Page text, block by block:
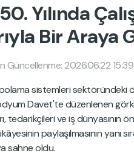
Yılında
Bir Araya
Güncellenme: 2026.06.22 15:39
sistemleri sektöründeki
Davet'te düzenlenen
tedarikçileri ve iş
paylaşılmasının
sahne oldu.